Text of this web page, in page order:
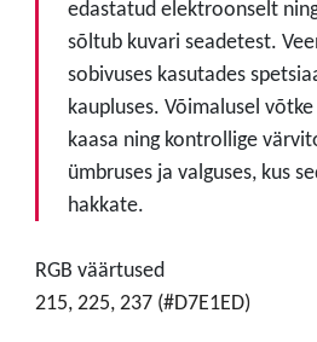
edastatud elektroonselt
sõltub kuvari seadetest.
sobivuses kasutades
kaupluses. Võimalusel
kaasa ning kontrollige
ümbruses ja valguses, kus
hakkate.
RGB väärtused
215, 225, 237 (#D7E1ED)